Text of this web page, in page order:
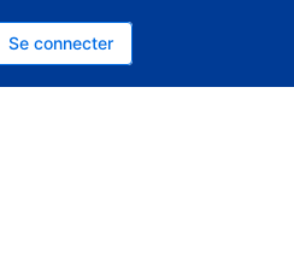
ci : Français.
Se connecter